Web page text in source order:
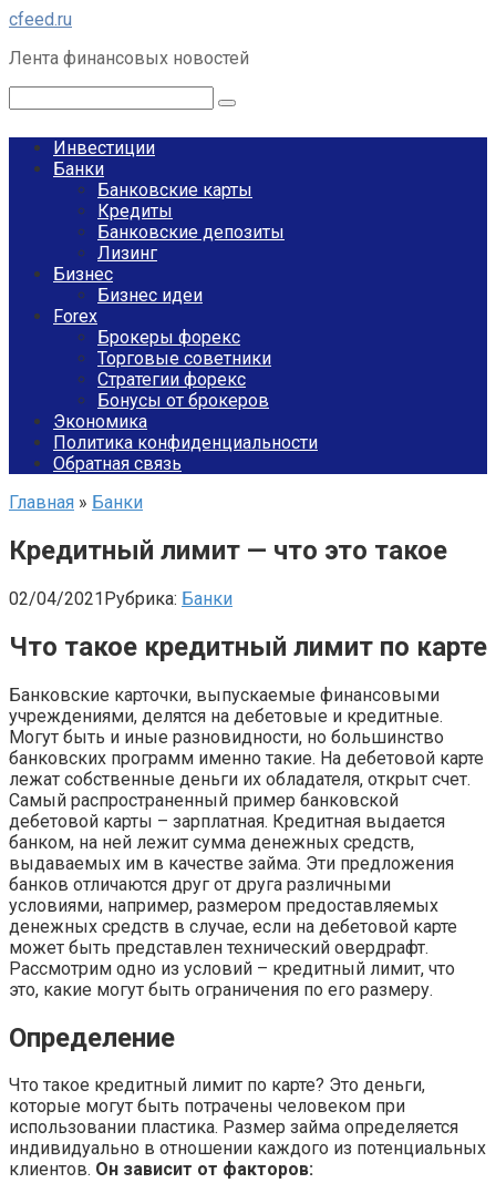
Перейти
контенту
cfeed.ru
Лента финансовых новостей
Инвестиции
Банки
Банковские карты
Кредиты
Банковские депозиты
Лизинг
Бизнес
Бизнес идеи
Forex
Брокеры форекс
Торговые советники
Стратегии форекс
Бонусы от брокеров
Экономика
Политика конфиденциальности
Обратная связь
Главная » Банки
Кредитный лимит — что это такое
02/04/2021Рубрика: Банки
Что такое кредитный лимит по карте
Банковские карточки, выпускаемые финансовыми
учреждениями, делятся на дебетовые и кредитные.
Могут быть и иные разновидности, но большинство
банковских программ именно такие. На дебетовой карте
лежат собственные деньги их обладателя, открыт счет.
Самый распространенный пример банковской
дебетовой карты – зарплатная. Кредитная выдается
банком, на ней лежит сумма денежных средств,
выдаваемых им в качестве займа. Эти предложения
банков отличаются друг от друга различными
условиями, например, размером предоставляемых
денежных средств в случае, если на дебетовой карте
может быть представлен технический овердрафт.
Рассмотрим одно из условий – кредитный лимит, что
это, какие могут быть ограничения по его размеру.
Определение
Что такое кредитный лимит по карте? Это деньги,
которые могут быть потрачены человеком при
использовании пластика. Размер займа определяется
индивидуально в отношении каждого из потенциальных
клиентов. Он зависит от факторов: